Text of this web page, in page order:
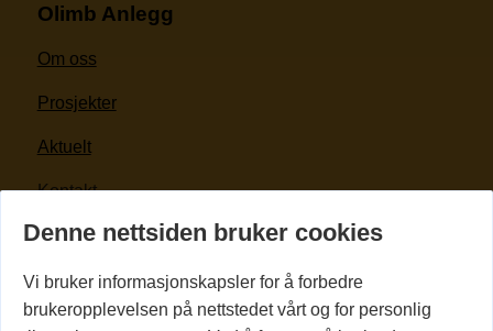
Kontakt oss
Olimb Anlegg
Om oss
Prosjekter
Aktuelt
Kontakt
For kunder og leverandører
Denne nettsiden bruker cookies
Vi bruker informasjonskapsler for å forbedre
brukeropplevelsen på nettstedet vårt og for personlig